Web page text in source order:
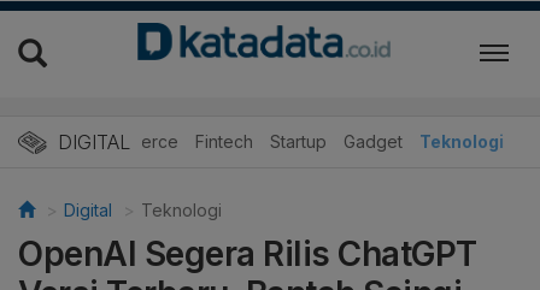
DIGITAL
E-Commerce Fintech Startup Gadget Teknologi
Digital Teknologi
OpenAI Segera Rilis ChatGPT